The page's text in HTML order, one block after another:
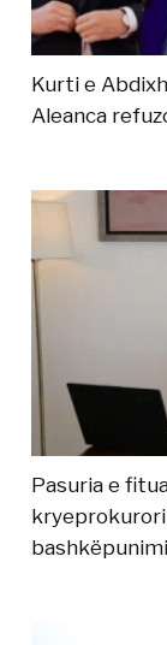
Kurti e
Aleanca
Pasuria e